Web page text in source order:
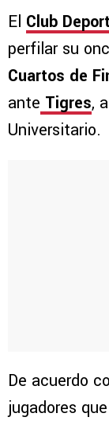
El Club
perfilar su
Cuartos de
ante Tigres,
Universitario.
De acuerdo
jugadores